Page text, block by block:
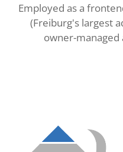
Employed as a
(Freiburg's largest
owner-managed